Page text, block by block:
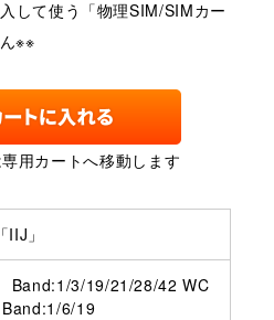
して使う「物理SIM/SIMカー
※※
用カートへ移動します
IIJ」
3/19/21/28/42 WC
Band:1/6/19